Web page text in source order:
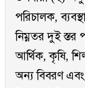
পরিচালক,
নিম্নতর দুই স্তর
আর্থিক, কৃষি,
অন্য বিবরণ এবং